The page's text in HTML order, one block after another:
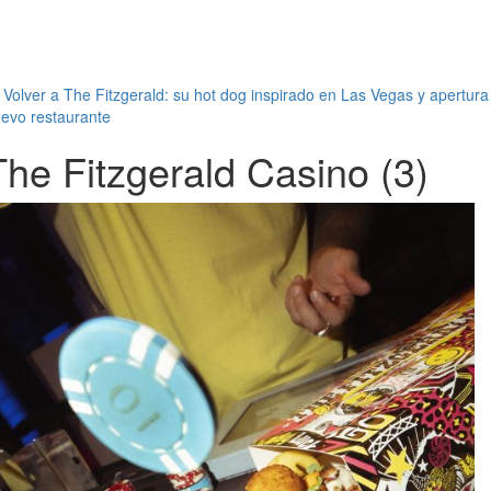
Volver a The Fitzgerald: su hot dog inspirado en Las Vegas y apertura
restaurante
Fitzgerald Casino (3)